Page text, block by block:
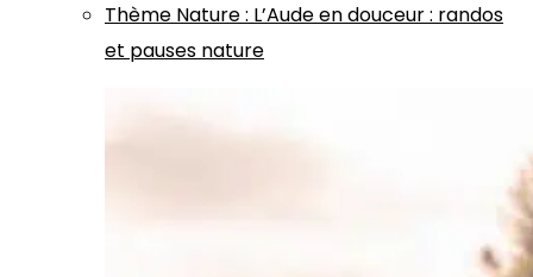
Thème Nature: L’Aude en douceur : randos
et pauses nature